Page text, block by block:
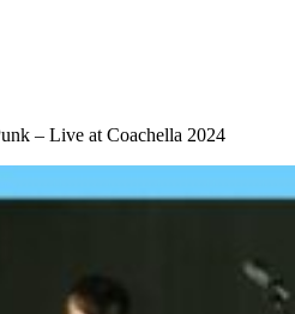
– Live at Coachella 2024